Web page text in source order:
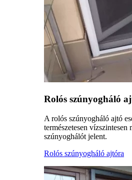
Rolós szúnyogháló
A rolós szúnyogháló ajtó
természetesen vízszintesen
szúnyoghálót jelent.
Rolós szúnyogháló ajtóra